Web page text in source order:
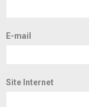
E-mail
Site Internet